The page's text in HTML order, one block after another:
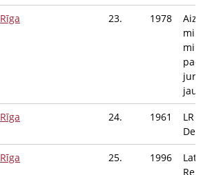
Rīga 23. 1978
Rīga 24. 1961
LR
Rīga 25. 1996